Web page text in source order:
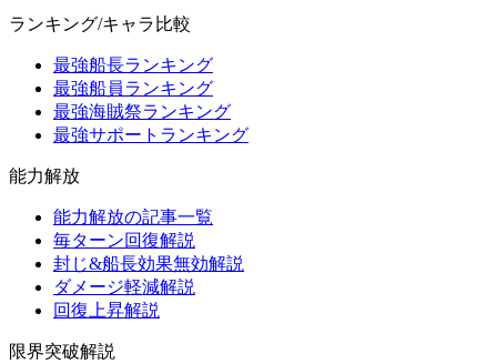
ランキング/キャラ比較
最強船長ランキング
最強船員ランキング
最強海賊祭ランキング
最強サポートランキング
能力解放
能力解放の記事一覧
毎ターン回復解説
封じ&船長効果無効解説
ダメージ軽減解説
回復上昇解説
限界突破解説